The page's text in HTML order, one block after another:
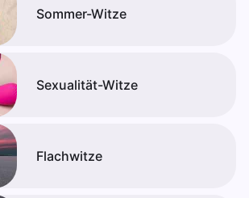
Sommer-Witze
Sexualität-Witze
Flachwitze